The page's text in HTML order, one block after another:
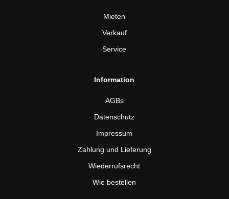
Mieten
Verkauf
Service
Information
AGBs
Datenschutz
Impressum
Zahlung und Lieferung
Wiederrufsrecht
Wie bestellen